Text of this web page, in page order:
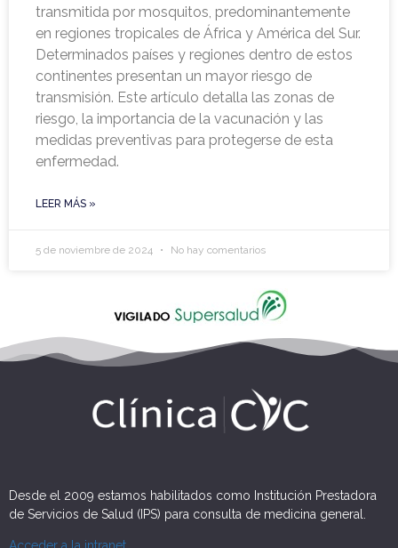
transmitida por mosquitos, predominantemente
en regiones tropicales de África y América del Sur.
Determinados países y regiones dentro de estos
continentes presentan un mayor riesgo de
transmisión. Este artículo detalla las zonas de
riesgo, la importancia de la vacunación y las
medidas preventivas para protegerse de esta
enfermedad.
LEER MÁS »
5 de noviembre de 2024 No hay comentarios
Desde el 2009 estamos habilitados como Institución Prestadora
de Servicios de Salud (IPS) para consulta de medicina general.